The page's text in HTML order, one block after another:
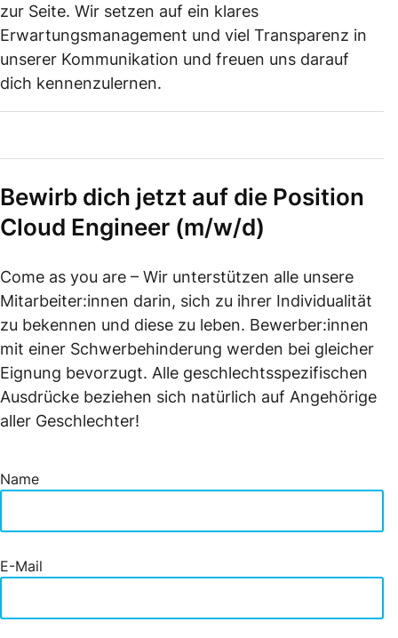
zur Seite. Wir setzen auf ein klares
Erwartungsmanagement und viel Transparenz in
unserer Kommunikation und freuen uns darauf
dich kennenzulernen.
Bewirb dich jetzt auf die Position
Cloud Engineer (m/w/d)
Come as you are – Wir unterstützen alle unsere
Mitarbeiter:innen darin, sich zu ihrer Individualität
zu bekennen und diese zu leben. Bewerber:innen
mit einer Schwerbehinderung werden bei gleicher
Eignung bevorzugt. Alle geschlechtsspezifischen
Ausdrücke beziehen sich natürlich auf Angehörige
aller Geschlechter!
Name
E-Mail